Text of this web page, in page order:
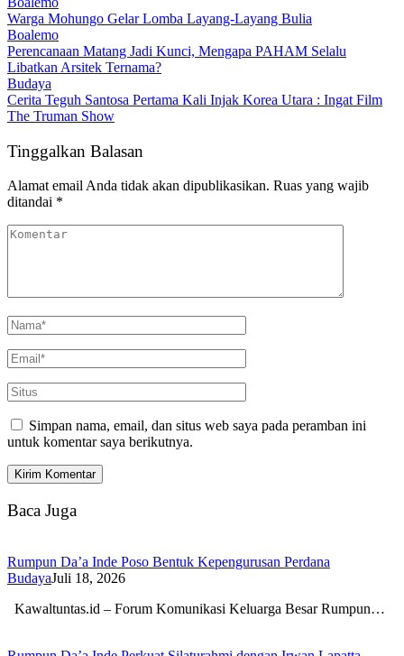
Warga Mohungo Gelar Lomba Layang-Layang Bulia
Boalemo
Perencanaan Matang Jadi Kunci, Mengapa PAHAM Selalu
Libatkan Arsitek Ternama?
Budaya
Cerita Teguh Santosa Pertama Kali Injak Korea Utara : Ingat Film
The Truman Show
Tinggalkan Balasan
Alamat email Anda tidak akan dipublikasikan. Ruas yang wajib
ditandai *
Simpan nama, email, dan situs web saya pada peramban ini
untuk komentar saya berikutnya.
Baca Juga
Rumpun Da’a Inde Poso Bentuk Kepengurusan Perdana
BudayaJuli 18, 2026
Kawaltuntas.id – Forum Komunikasi Keluarga Besar Rumpun…